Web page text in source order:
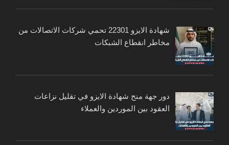
شهادة الايزو 22301 تحمي شركات الاتصالات من
مخاطر انقطاع الشبكات
دور جهة منح شهادة الايزو في تقليل نزاعات
العقود بين الموردين والعملاء